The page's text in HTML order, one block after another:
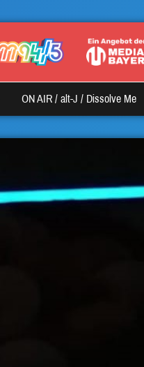
ON AIR / alt-J / Dissolve Me